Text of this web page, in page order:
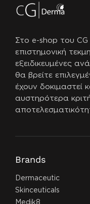
Στο e-shop του
επιστημονική
εξειδικευμένες
θα βρείτε
έχουν δοκιμαστεί
αυστηρότερα
Brands
Dermaceutic
Skinceuticals
Medik8